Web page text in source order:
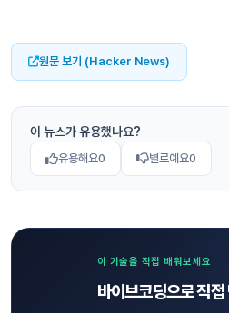
원문 보기 (Hacker News)
이 뉴스가 유용했나요?
유용해요0 별로예요0
이 기술을 직접 배워보세요
바이브코딩으로 직